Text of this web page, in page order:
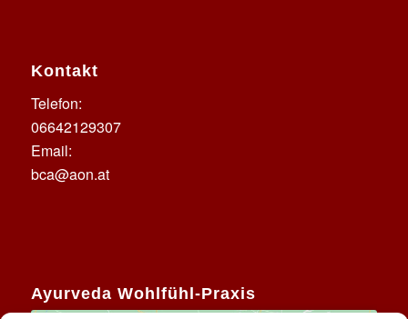
Kontakt
Telefon:
06642129307
Email:
bca@aon.at
Ayurveda Wohlfühl-Praxis